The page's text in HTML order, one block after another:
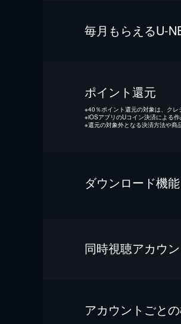
毎⽉もらえるU-
ポイント還元
※40％ポイント還元の対象は、クレ
※iOSアプリのUコイン決済による
※還元の対象外となる決済方法や商
ダウンロード機能
同時視聴アカウ
アカウントごと